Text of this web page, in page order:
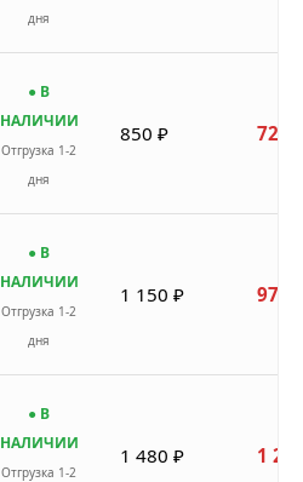
дня
● В
НАЛИЧИИ
Отгрузка 1-2
дня
850 ₽ 723
● В
НАЛИЧИИ
Отгрузка 1-2
дня
1 150 ₽ 978
● В
НАЛИЧИИ
Отгрузка 1-2
1 480 ₽ 1